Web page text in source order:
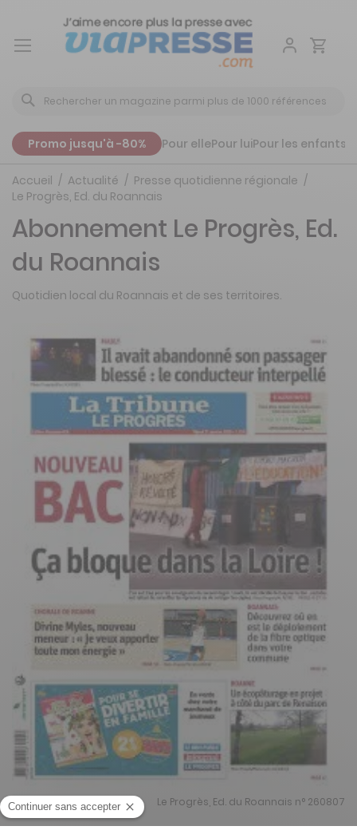
Aller
Promo jusqu'à -80% Pour ellePour luiPour les enfants
Accueil Actualité
Presse quotidienne régionale
Le Progrès, Ed. du Roannais
Le Progrès, Ed. du Roannais n° 260807
Abonnement Le Progrès, Ed.
du Roannais
Quotidien local du Roannais et de ses territoires.